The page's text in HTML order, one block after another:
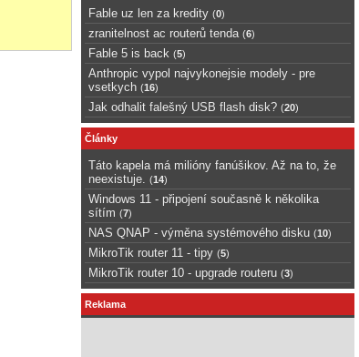
Fable uz len za kredity (0)
zranitelnost ac routerů tenda (6)
Fable 5 is back (5)
Anthropic vypol najvykonejsie modely - pre
vsetkych (16)
Jak odhalit falešný USB flash disk? (20)
Články
Táto kapela má milióny fanúšikov. Až na to, že
neexistuje.
(14)
Windows 11 - připojení současně k několika
sítím (7)
NAS QNAP - výměna systémového disku (10)
MikroTik router 11 - tipy (5)
MikroTik router 10 - upgrade routeru (3)
Reklama